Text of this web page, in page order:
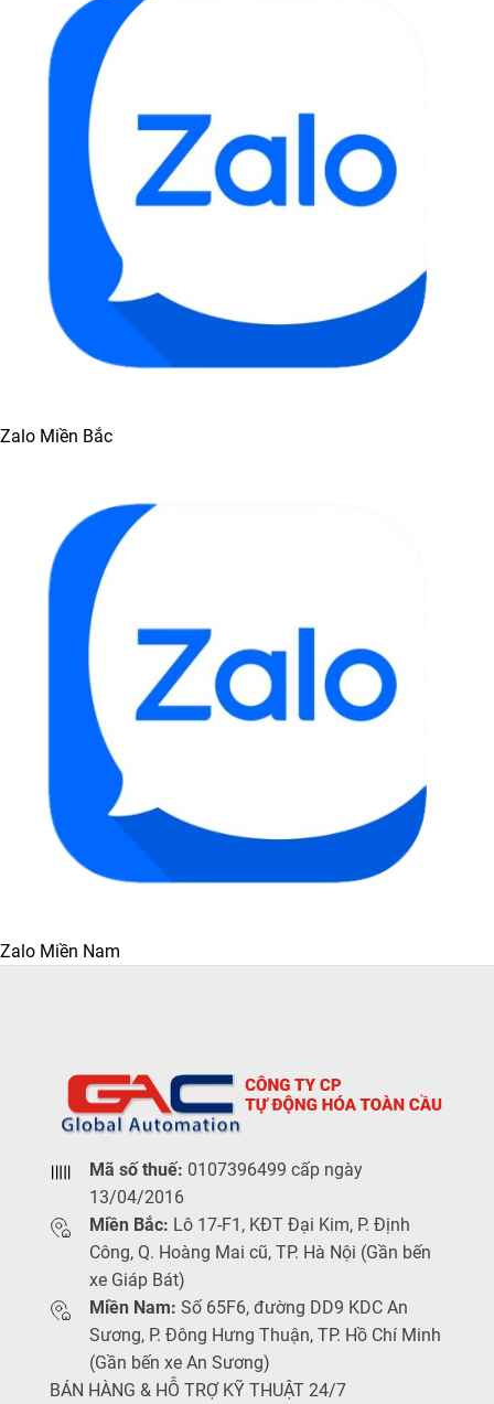
Zalo Miền Bắc
Zalo Miền Nam
Mã số thuế: 0107396499 cấp ngày
13/04/2016
Miền Bắc: Lô 17-F1, KĐT Đại Kim, P. Định
Công, Q. Hoàng Mai cũ, TP. Hà Nội (Gần bến
xe Giáp Bát)
Miền Nam: Số 65F6, đường DD9 KDC An
Sương, P. Đông Hưng Thuận, TP. Hồ Chí Minh
(Gần bến xe An Sương)
BÁN HÀNG & HỖ TRỢ KỸ THUẬT 24/7